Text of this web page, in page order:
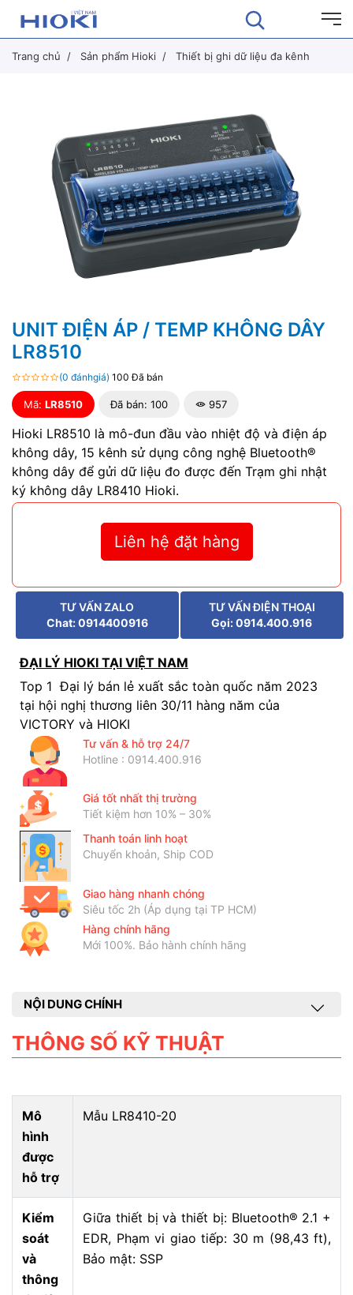
Trang chủ Sản phẩm Hioki Thiết bị ghi dữ liệu đa kênh
UNIT ĐIỆN ÁP / TEMP KHÔNG DÂY
LR8510
(0 đánhgiá) 100 Đã bán
Mã: LR8510 Đã bán: 100 957
Hioki LR8510 là mô-đun đầu vào nhiệt độ và điện áp
không dây, 15 kênh sử dụng công nghệ Bluetooth®
không dây để gửi dữ liệu đo được đến Trạm ghi nhật
ký không dây LR8410 Hioki.
Liên hệ đặt hàng
TƯ VẤN ZALO
Chat: 0914400916
TƯ VẤN ĐIỆN THOẠI
Gọi: 0914.400.916
ĐẠI LÝ HIOKI TẠI VIỆT NAM
Top 1 Đại lý bán lẻ xuất sắc toàn quốc năm 2023
tại hội nghị thương liên 30/11 hàng năm của
VICTORY và HIOKI
Tư vấn & hỗ trợ 24/7
Hotline : 0914.400.916
Giá tốt nhất thị trường
Tiết kiệm hơn 10% – 30%
Thanh toán linh hoạt
Chuyển khoản, Ship COD
Giao hàng nhanh chóng
Siêu tốc 2h (Áp dụng tại TP HCM)
Hàng chính hãng
Mới 100%. Bảo hành chính hãng
NỘI DUNG CHÍNH
THÔNG SỐ KỸ THUẬT
Mô
hình
được
hỗ trợ
Mẫu LR8410-20
Kiểm
soát
và
thông
Giữa thiết bị và thiết bị: Bluetooth® 2.1 +
EDR, Phạm vi giao tiếp: 30 m (98,43 ft),
Bảo mật: SSP